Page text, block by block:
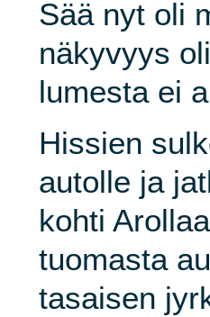
Sää nyt oli
näkyvyys
lumesta ei
Hissien
autolle ja
kohti
tuomasta
tasaisen